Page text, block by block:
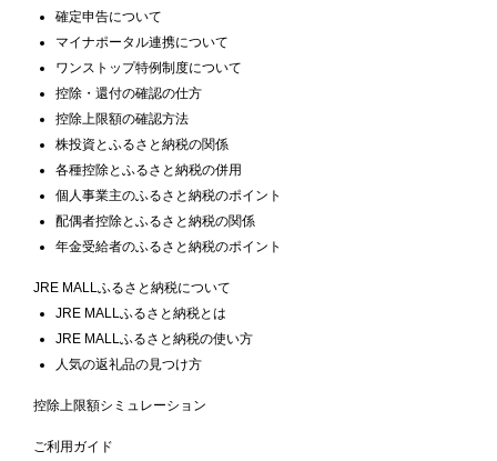
確定申告について
マイナポータル連携について
ワンストップ特例制度について
控除・還付の確認の仕方
控除上限額の確認方法
株投資とふるさと納税の関係
各種控除とふるさと納税の併用
個人事業主のふるさと納税のポイント
配偶者控除とふるさと納税の関係
年金受給者のふるさと納税のポイント
JRE MALLふるさと納税について
JRE MALLふるさと納税とは
JRE MALLふるさと納税の使い方
人気の返礼品の見つけ方
控除上限額シミュレーション
ご利用ガイド